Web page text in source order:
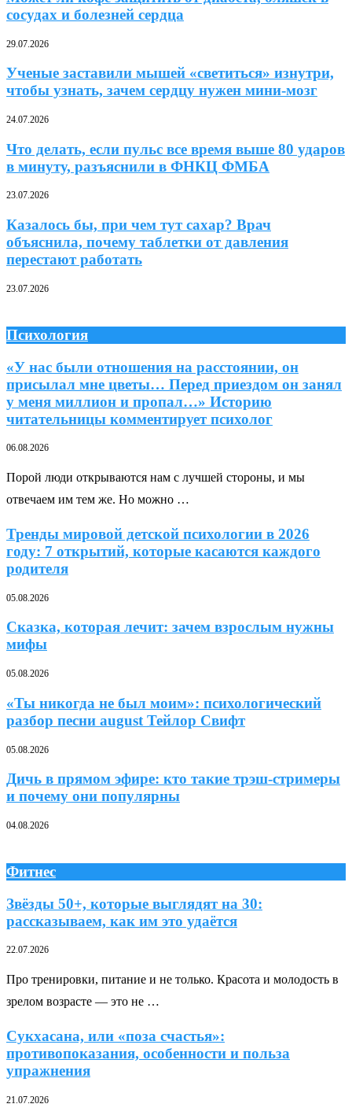
сосудах и болезней сердца
29.07.2026
Ученые заставили мышей «светиться» изнутри,
чтобы узнать, зачем сердцу нужен мини-мозг
24.07.2026
Что делать, если пульс все время выше 80 ударов
в минуту, разъяснили в ФНКЦ ФМБА
23.07.2026
Казалось бы, при чем тут сахар? Врач
объяснила, почему таблетки от давления
перестают работать
23.07.2026
Психология
«У нас были отношения на расстоянии, он
присылал мне цветы… Перед приездом он занял
у меня миллион и пропал…» Историю
читательницы комментирует психолог
06.08.2026
Порой люди открываются нам с лучшей стороны, и мы
отвечаем им тем же. Но можно …
Тренды мировой детской психологии в 2026
году: 7 открытий, которые касаются каждого
родителя
05.08.2026
Сказка, которая лечит: зачем взрослым нужны
мифы
05.08.2026
«Ты никогда не был моим»: психологический
разбор песни august Тейлор Свифт
05.08.2026
Дичь в прямом эфире: кто такие трэш-стримеры
и почему они популярны
04.08.2026
Фитнес
Звёзды 50+, которые выглядят на 30:
рассказываем, как им это удаётся
22.07.2026
Про тренировки, питание и не только. Красота и молодость в
зрелом возрасте — это не …
Сукхасана, или «поза счастья»:
противопоказания, особенности и польза
упражнения
21.07.2026